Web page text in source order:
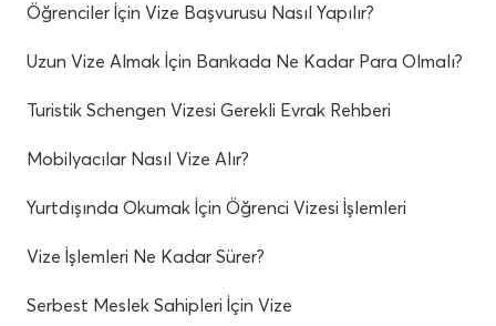
Öğrenciler İçin Vize Başvurusu Nasıl Yapılır?
Uzun Vize Almak İçin Bankada Ne Kadar Para Olmalı?
Turistik Schengen Vizesi Gerekli Evrak Rehberi
Mobilyacılar Nasıl Vize Alır?
Yurtdışında Okumak İçin Öğrenci Vizesi İşlemleri
Vize İşlemleri Ne Kadar Sürer?
Serbest Meslek Sahipleri İçin Vize